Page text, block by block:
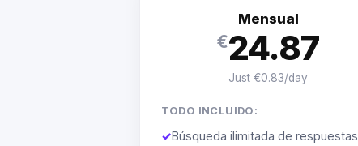
Mensual
€24.87
Just €0.83/day
TODO INCLUIDO:
✓Búsqueda ilimitada de respuestas